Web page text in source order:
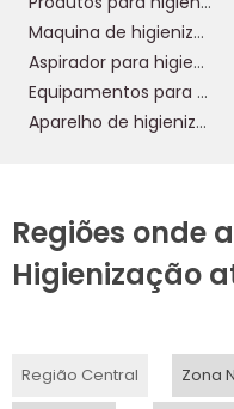
Maquina de higienização de estofados
Aspirador para higienização de estofados
Equipamentos para higienização de estofados
Aparelho de higienização de estofados
Regiões onde
Higienização
Região Central Zona